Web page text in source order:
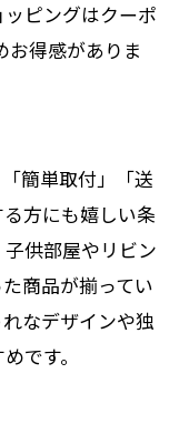
ピングはクーポ
お得感がありま
簡単取付」「送
方にも嬉しい条
供部屋やリビン
商品が揃ってい
なデザインや独
です。